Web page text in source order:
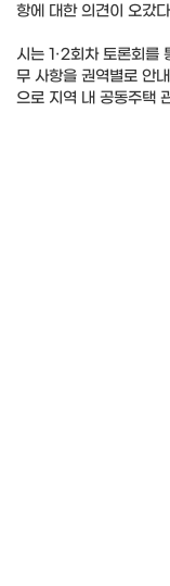
항에 대한 의견이 오갔
시는 1·2회차 토론회를
무 사항을 권역별로 안
으로 지역 내 공동주택